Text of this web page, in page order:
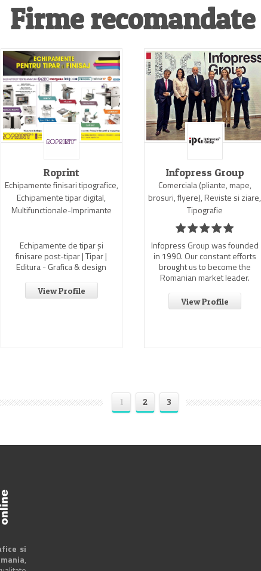
Firme recomandate
Roprint
Echipamente finisari tipografice,
Echipamente tipar digital,
Multifunctionale-Imprimante
Echipamente de tipar și
finisare post-tipar | Tipar |
Editura - Grafica & design
View Profile
Infopress Group
Comerciala (pliante, mape,
brosuri, flyere), Reviste si ziare,
Tipografie
Infopress Group was founded
in 1990. Our constant efforts
brought us to become the
Romanian market leader.
View Profile
1 2 3
si
,